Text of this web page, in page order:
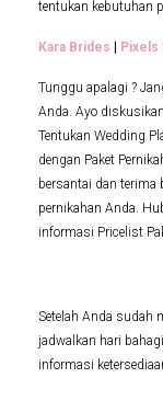
tentukan kebutuhan
Kara Brides Pixels
Tunggu apalagi ?
Anda. Ayo
Tentukan Wedding
dengan Paket
bersantai dan terima
pernikahan Anda.
informasi Pricelist
Setelah Anda sudah
jadwalkan hari
informasi